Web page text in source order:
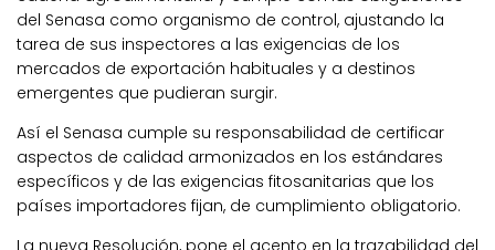
del Senasa como organismo de control, ajustando la
tarea de sus inspectores a las exigencias de los
mercados de exportación habituales y a destinos
emergentes que pudieran surgir.
Así el Senasa cumple su responsabilidad de certificar
aspectos de calidad armonizados en los estándares
específicos y de las exigencias fitosanitarias que los
países importadores fijan, de cumplimiento obligatorio.
La nueva Resolución, pone el acento en la trazabilidad del